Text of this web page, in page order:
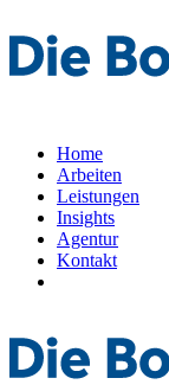
Home
Arbeiten
Leistungen
Insights
Agentur
Kontakt